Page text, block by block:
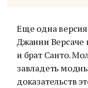
Еще одна версия
Джанни Версаче
и брат Санто.
завладеть
доказательств